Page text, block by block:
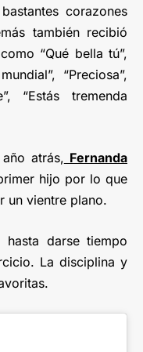
corazones
también recibió
“Qué bella tú”,
“Preciosa”,
“Estás tremenda
atrás, Fernanda
hijo por lo que
un vientre plano.
darse tiempo
La disciplina y